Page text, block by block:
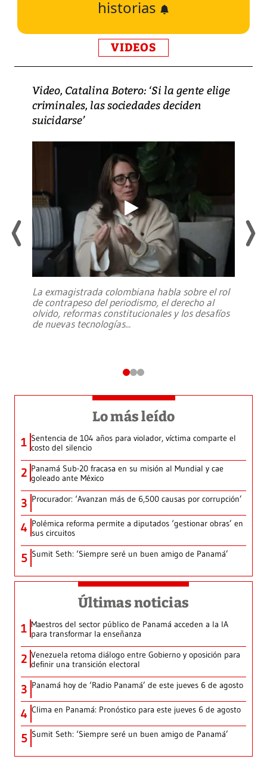
historias
VIDEOS
Video, Catalina Botero: ‘Si la gente elige
criminales, las sociedades deciden
suicidarse’
La exmagistrada colombiana habla sobre el rol
de contrapeso del periodismo, el derecho al
olvido, reformas constitucionales y los desafíos
de nuevas tecnologías...
Lo más leído
1 Sentencia de 104 años para violador, víctima comparte el
costo del silencio
2 Panamá Sub-20 fracasa en su misión al Mundial y cae
goleado ante México
3 Procurador: ‘Avanzan más de 6,500 causas por corrupción’
4 Polémica reforma permite a diputados ‘gestionar obras’ en
sus circuitos
5 Sumit Seth: ‘Siempre seré un buen amigo de Panamá’
Últimas noticias
1 Maestros del sector público de Panamá acceden a la IA
para transformar la enseñanza
2 Venezuela retoma diálogo entre Gobierno y oposición para
definir una transición electoral
3 Panamá hoy de ‘Radio Panamá’ de este jueves 6 de agosto
4 Clima en Panamá: Pronóstico para este jueves 6 de agosto
5 Sumit Seth: ‘Siempre seré un buen amigo de Panamá’